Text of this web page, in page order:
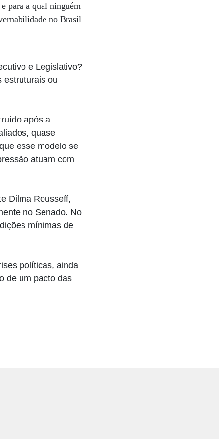
para a qual ninguém
no Brasil
e Legislativo?
estruturais ou
após a
quase
esse modelo se
atuam com
Dilma Rousseff,
no Senado. No
mínimas de
políticas, ainda
de um pacto das